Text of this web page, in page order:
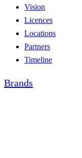
Vision
Licences
Locations
Partners
Timeline
Brands